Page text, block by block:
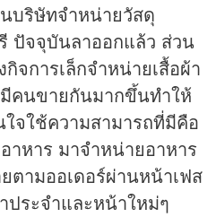
บริษัทจำหน่ายวัสดุ
ปัจจุบันลาออกแล้ว ส่วน
จการเล็กจำหน่ายเสื้อผ้า
คนขายกันมากขึ้นทำให้
จใช้ความสามารถที่มีคือ
าหาร มาจำหน่ายอาหาร
ตามออเดอร์ผ่านหน้าเฟส
ระจำและหน้าใหม่ๆ